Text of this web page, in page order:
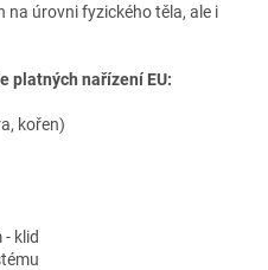
na úrovni fyzického těla, ale i
platných nařízení EU:
kořen)
klid